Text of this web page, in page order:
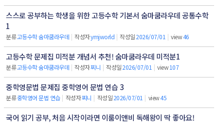
스스로 공부하는 학생을 위한 고등수학 기본서 숨마쿰라우데 공통수학
1
분류고등수학 숨마쿰라우데 | 작성자ymjworld | 작성일2026/07/01 | view46
고등수학 문제집 미적분 개념서 추천! 숨마쿰라우데 미적분1
분류고등수학 숨마쿰라우데 | 작성자찌니 | 작성일2026/07/01 | view107
중학영문법 문제집 중학영어 문법 연습 3
분류중학영어 문법 연습 | 작성자찌니 | 작성일2026/07/01 | view45
국어 읽기 공부, 처음 시작이라면 이룸이앤비 독해왕이 딱 좋아요!